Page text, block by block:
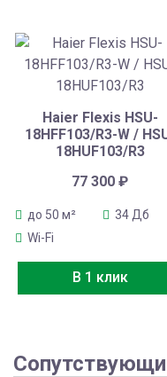
Haier Flexis HSU-
18HFF103/R3-W /
18HUF103/R3
77 300₽
до 50 м²
34 Дб
Wi-Fi
В 1 клик